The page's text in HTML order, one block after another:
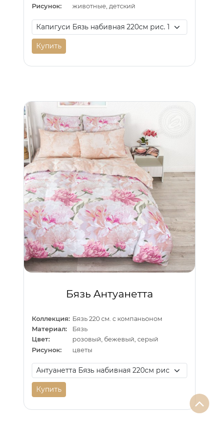
Рисунок:
животные, детский
Купить
Бязь Антуанетта
Коллекция: Бязь 220 см. с компаньоном
Материал:
Бязь
Цвет:
розовый, бежевый, серый
Рисунок:
цветы
Купить